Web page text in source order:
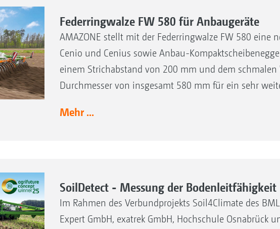
Federringwalze FW 580 für Anbaugeräte
AMAZONE stellt mit der Federringwalze FW 580 eine
Cenio und Cenius sowie Anbau-
einem Strichabstand von 200 mm und dem
Durchmesser von insgesamt 580 mm für ein sehr
Mehr ...
SoilDetect - Messung der Bodenleitfähigkeit
Im Rahmen des Verbundprojekts Soil4Climate des
Expert GmbH, exatrek GmbH, Hochschule Osnabrück